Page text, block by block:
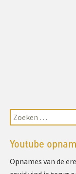
Youtube
Opnames van de